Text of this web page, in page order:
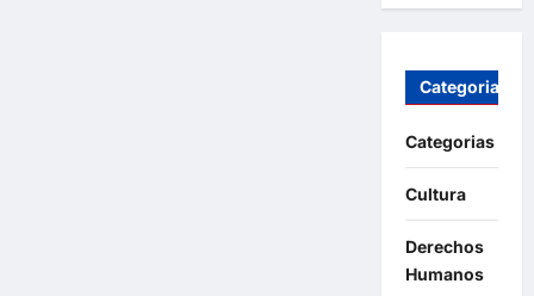
Categorias
Categorias
Cultura
Derechos
Humanos